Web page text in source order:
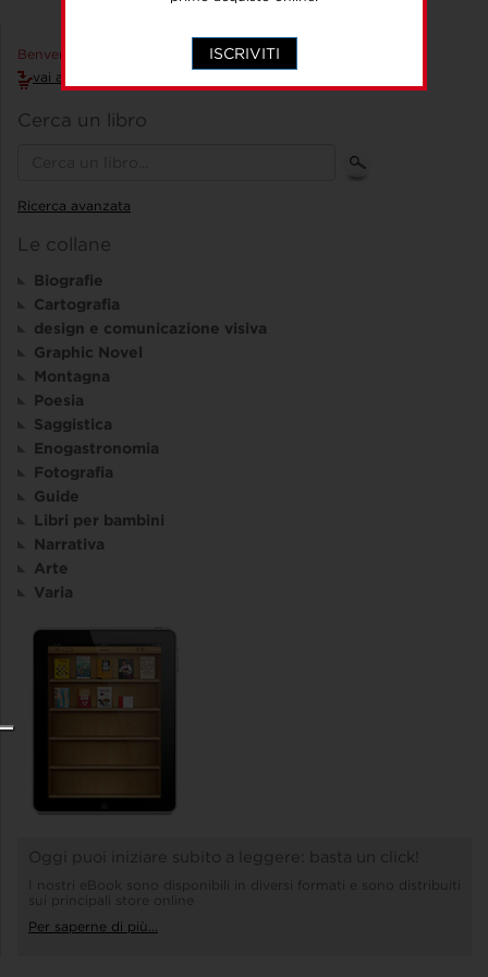
ISCRIVITI
Benvenuto Accedi!
vai al carrello
Cerca un libro
Ricerca avanzata
Le collane
Biografie
Cartografia
design e comunicazione visiva
Graphic Novel
Montagna
Poesia
Saggistica
Enogastronomia
Fotografia
Guide
Libri per bambini
Narrativa
Arte
Varia
Oggi puoi iniziare subito a leggere: basta un click!
I nostri eBook sono disponibili in diversi formati e sono distribuiti
sui principali store online
Per saperne di più...